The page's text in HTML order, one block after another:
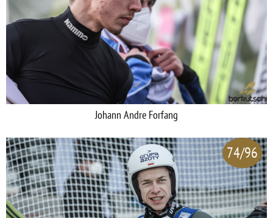
Johann Andre Forfang
74/96